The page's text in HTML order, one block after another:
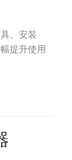
、安装
提升使用